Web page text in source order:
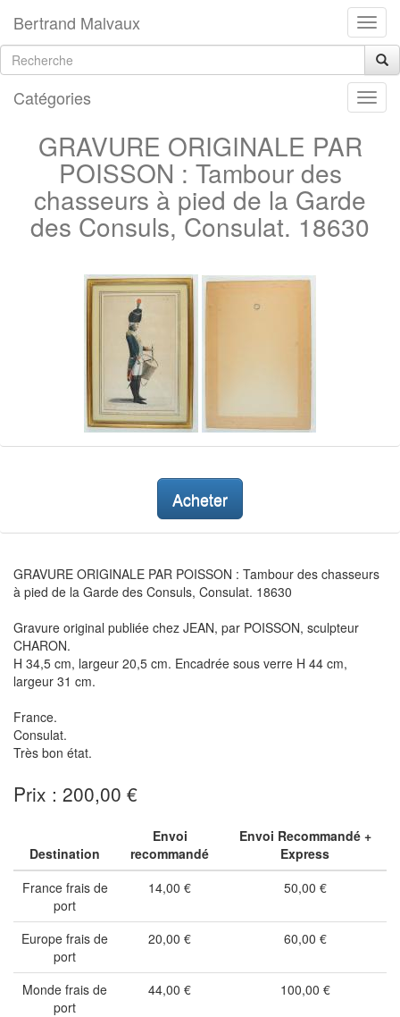
Bertrand Malvaux
Catégories
GRAVURE ORIGINALE PAR
POISSON : Tambour des
chasseurs à pied de la Garde
des Consuls, Consulat. 18630
Acheter
GRAVURE ORIGINALE PAR POISSON : Tambour des chasseurs
à pied de la Garde des Consuls, Consulat. 18630
Gravure original publiée chez JEAN, par POISSON, sculpteur
CHARON.
H 34,5 cm, largeur 20,5 cm. Encadrée sous verre H 44 cm,
largeur 31 cm.
France.
Consulat.
Très bon état.
Prix : 200,00 €
Destination
Envoi
recommandé
Envoi Recommandé +
Express
France frais de
port
14,00 € 50,00 €
Europe frais de
port
20,00 € 60,00 €
Monde frais de
port
44,00 € 100,00 €